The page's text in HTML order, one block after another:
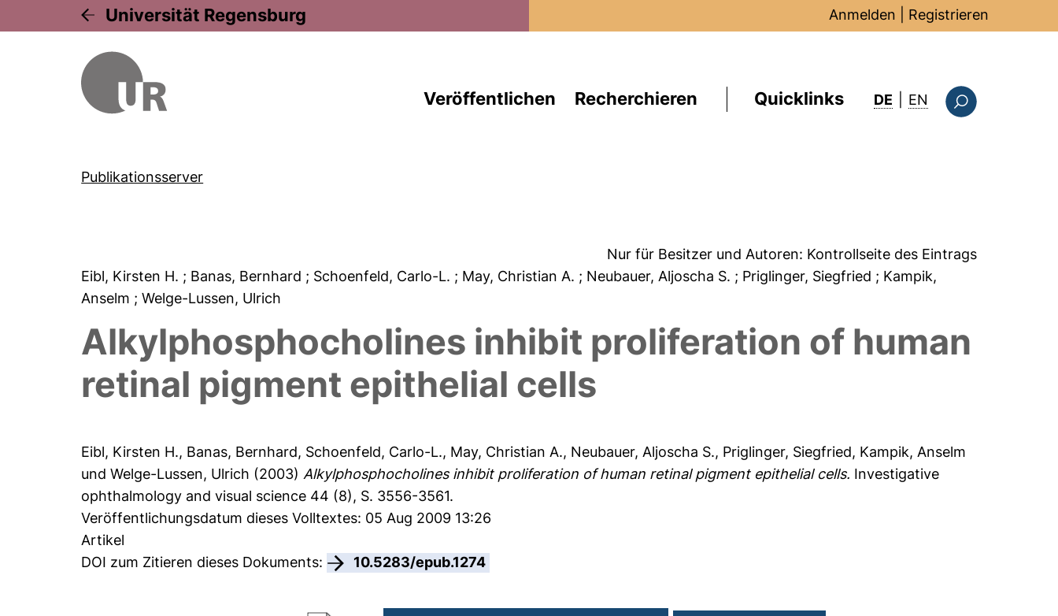
Universität Regensburg Anmelden Registrieren
Veröffentlichen Recherchieren Quicklinks DE EN : this page in
Publikationsserver
Nur für Besitzer und Autoren: Kontrollseite des Eintrags
Eibl, Kirsten H. ; Banas, Bernhard ; Schoenfeld, Carlo-L. ; May, Christian A. ; Neubauer, Aljoscha S. ; Priglinger, Siegfried ; Kampik,
Anselm ; Welge-Lussen, Ulrich
Alkylphosphocholines inhibit proliferation of human
retinal pigment epithelial cells
Eibl, Kirsten H., Banas, Bernhard, Schoenfeld, Carlo-L., May, Christian A., Neubauer, Aljoscha S., Priglinger, Siegfried, Kampik, Anselm
undWelge-Lussen, Ulrich (2003)Alkylphosphocholines inhibit proliferation of human retinal pigment epithelial cells. Investigative
ophthalmology and visual science 44 (8), S. 3556-3561.
Veröffentlichungsdatum dieses Volltextes: 05 Aug 2009 13:26
Artikel
DOI zum Zitieren dieses Dokuments:
10.5283/epub.1274